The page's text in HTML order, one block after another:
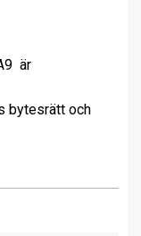
är
bytesrätt och